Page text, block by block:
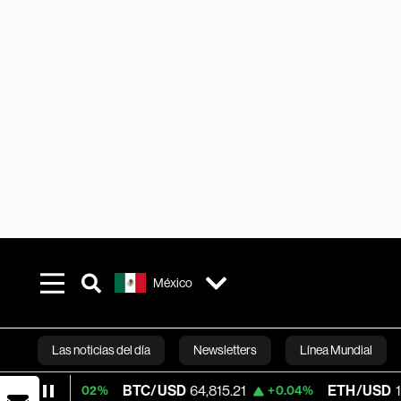
México
Las noticias del día Newsletters Línea Mundial
Bloomberg
BTC/USD 64,815.21 +0.04% ETH/USD 1,910.503